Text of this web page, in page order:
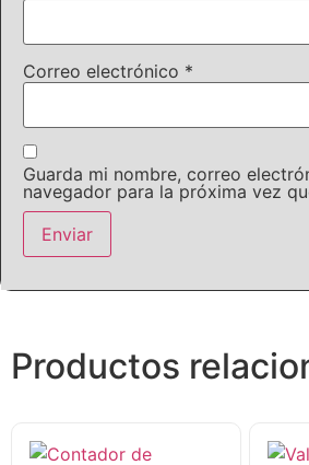
Correo electrónico *
Guarda mi nombre, correo
navegador para la próxima vez
Productos